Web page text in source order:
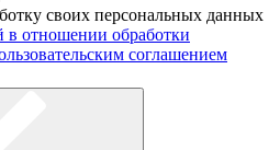
своих персональных данных
в отношении обработки
соглашением